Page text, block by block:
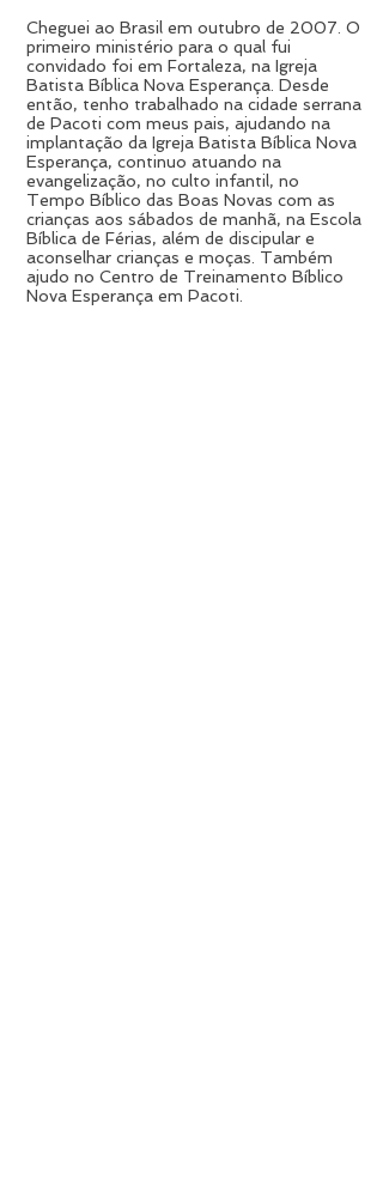
Cheguei ao Brasil em outubro de 2007. O
primeiro ministério para o qual fui
convidado foi em Fortaleza, na Igreja
Batista Bíblica Nova Esperança. Desde
então, tenho trabalhado na cidade serrana
de Pacoti com meus pais, ajudando na
implantação da Igreja Batista Bíblica Nova
Esperança, continuo atuando na
evangelização, no culto infantil, no
Tempo Bíblico das Boas Novas com as
crianças aos sábados de manhã, na Escola
Bíblica de Férias, além de discipular e
aconselhar crianças e moças. Também
ajudo no Centro de Treinamento Bíblico
Nova Esperança em Pacoti.